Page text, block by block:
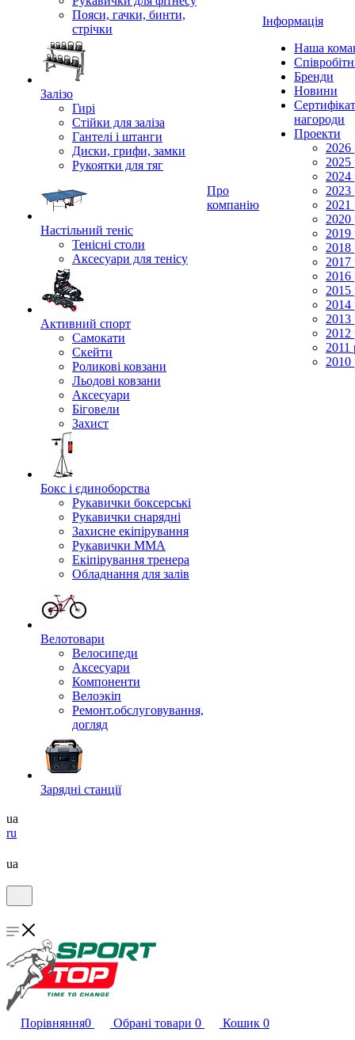
Пояси, гачки, бинти,
стрічки
Залізо
Гирі
Стійки для заліза
Гантелі і штанги
Диски, грифи, замки
Рукоятки для тяг
Настільний теніс
Тенісні столи
Аксесуари для тенісу
Активний спорт
Самокати
Скейти
Роликові ковзани
Льодові ковзани
Аксесуари
Біговели
Захист
Бокс і єдиноборства
Рукавички боксерські
Рукавички снарядні
Захисне екіпірування
Рукавички ММА
Екіпірування тренера
Обладнання для залів
Велотовари
Велосипеди
Аксесуари
Компоненти
Велоэкіп
Ремонт.обслуговування,
догляд
Зарядні станції
Про
компанію
Інформація
Наша
Бренди
Новини
нагороди
Проекти
2026
2025
2024
2023
2021
2020
2019
2018
2017
2016
2015
2014
2013
2012
2011
2010
ua
ru
ua
Порівняння0 Обрані товари 0 Кошик 0